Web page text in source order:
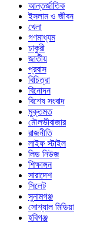
আন্তর্জাতিক
ইসলাম ও জীবন
খেলা
গণমাধ্যম
চাকুরী
জাতীয়
প্রবাস
বিচিত্রা
বিনোদন
বিশেষ সংবাদ
মুক্তমত
মৌলভীবাজার
রাজনীতি
লাইফ স্টাইল
লিড নিউজ
শিক্ষাঙ্গন
সারাদেশ
সিলেট
সুনামগঞ্জ
সোশ্যাল মিডিয়া
হবিগঞ্জ